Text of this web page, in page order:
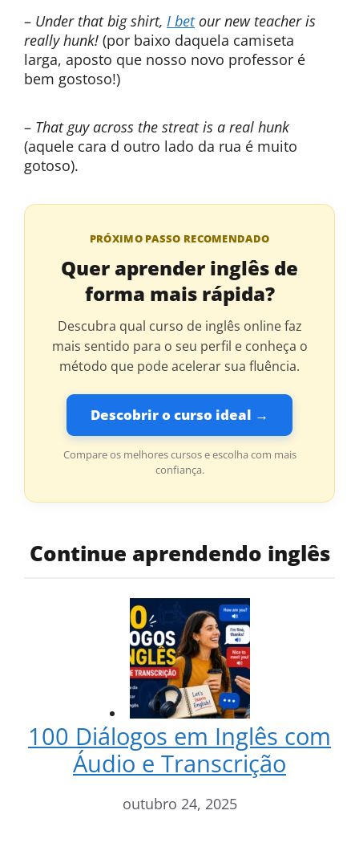
– Under that big shirt, I betour new teacher is
really hunk! (por baixo daquela camiseta
larga, aposto que nosso novo professor é
bem gostoso!)
– That guy across the streat is a real hunk
(aquele cara d outro lado da rua é muito
gotoso).
PRÓXIMO PASSO RECOMENDADO
Quer aprender inglês de
forma mais rápida?
Descubra qual curso de inglês online faz
mais sentido para o seu perfil e conheça o
método que pode acelerar sua fluência.
Descobrir o curso ideal →
Compare os melhores cursos e escolha com mais
confiança.
Continue aprendendo inglês
100 Diálogos em Inglês com
Áudio e Transcrição
outubro 24, 2025